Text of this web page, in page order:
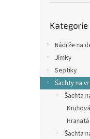
kategorie
Kategorie
Nádrže na
Jímky
Septiky
Šachty na
Šachta
Kruhová
Hranatá
Šachta